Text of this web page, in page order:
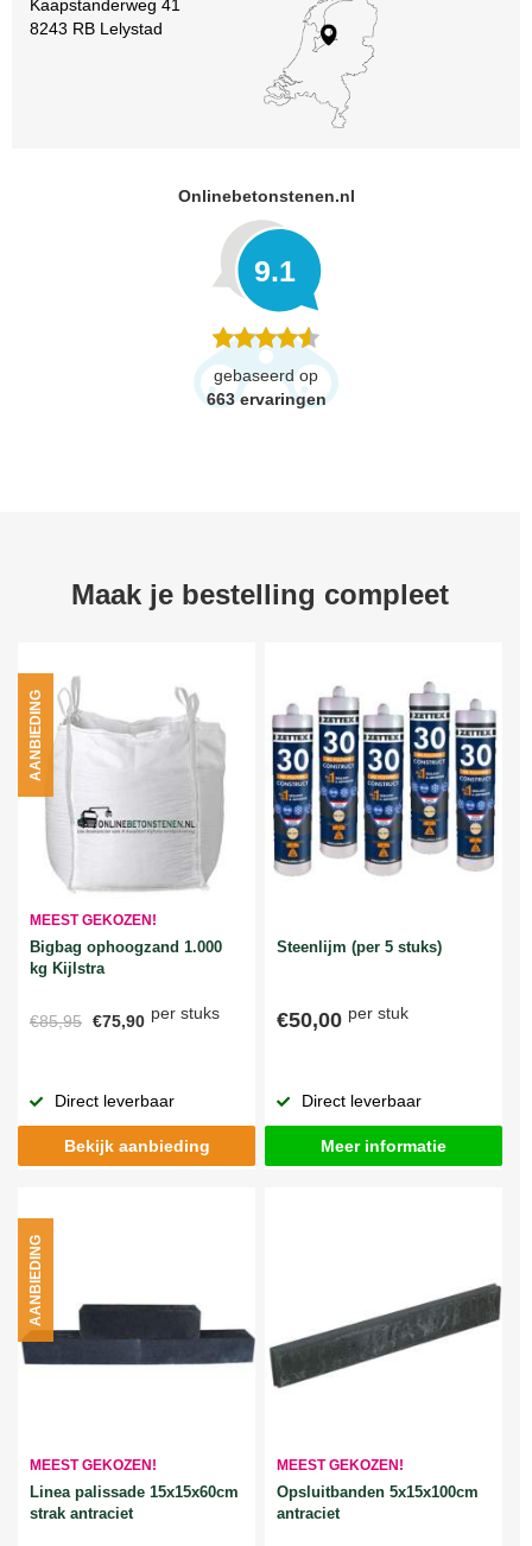
Kaapstanderweg 41
8243 RB Lelystad
Onlinebetonstenen.nl
9.1
gebaseerd op
663 ervaringen
Maak je bestelling compleet
MEEST GEKOZEN!
Bigbag ophoogzand 1.000
kg Kijlstra
€85,95 €75,90 per stuks
AANBIEDING
Direct leverbaar
Bekijk aanbieding
Steenlijm (per 5 stuks)
€50,00 per stuk
Direct leverbaar
Meer informatie
MEEST GEKOZEN!
Linea palissade 15x15x60cm
strak antraciet
AANBIEDING
MEEST GEKOZEN!
Opsluitbanden 5x15x100cm
antraciet